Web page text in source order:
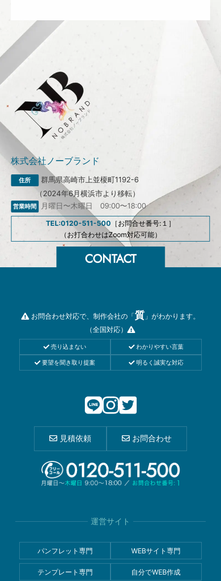
株式会社ノーブランド
群馬県高崎市上並榎町1192-6
（2024年6月横浜市より移転）
月曜日〜木曜日 09:00〜18:00
TEL:0120-511-500 ［お問合せ番号:１］
（お打合わせはZoom対応可能）
お問合わせ対応で、制作会社の「質 」がわかります。
（全国対応）
売り込まない わかりやすい言葉
要望を聞き取り提案 明るく誠実な対応
見積依頼 お問合わせ
運営サイト
パンフレット専門 WEBサイト専門
テンプレート専門 自分でWEB作成